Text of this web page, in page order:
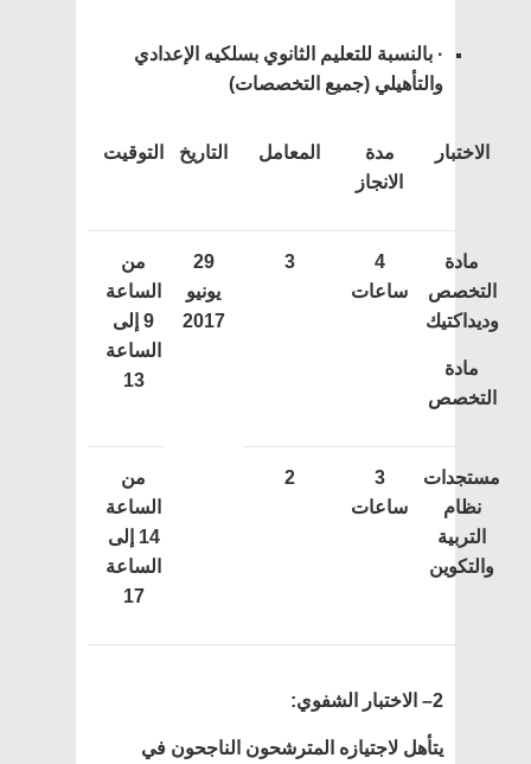
· بالنسبة للتعليم الثانوي بسلكيه الإعدادي
والتأهيلي (جميع التخصصات)
الاختبار
مدة
الانجاز
المعامل التاريخ التوقيت
مادة
التخصص
وديداكتيك
مادة
التخصص
4
ساعات
3
29
يونيو
2017
من
الساعة
9 إلى
الساعة
13
مستجدات
نظام
التربية
والتكوين
3
ساعات
2
من
الساعة
14 إلى
الساعة
17
2– الاختبار الشفوي:
يتأهل لاجتيازه المترشحون الناجحون في